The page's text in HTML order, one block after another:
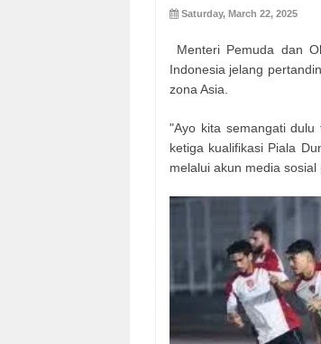
Saturday, March 22, 2025
Menteri Pemuda dan
Indonesia jelang
zona Asia.
"Ayo kita semangati
ketiga kualifikasi Piala
melalui akun media